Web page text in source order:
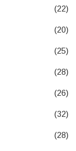
(22)
(20)
(25)
(28)
(26)
(32)
(28)